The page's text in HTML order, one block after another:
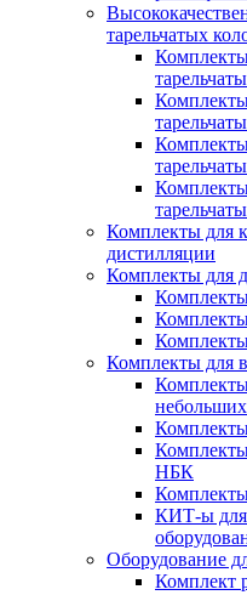
тарельчатых
Комплекты для
дистилляции
Комплекты для
Комплекты для
НБК
КИТ-ы для
Оборудование
Комплект